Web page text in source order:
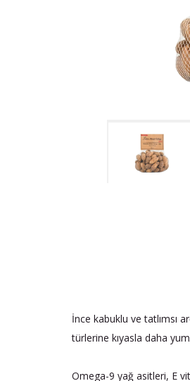
İnce kabuklu ve tatlımsı
türlerine kıyasla daha
Omega-9 yağ asitleri, E